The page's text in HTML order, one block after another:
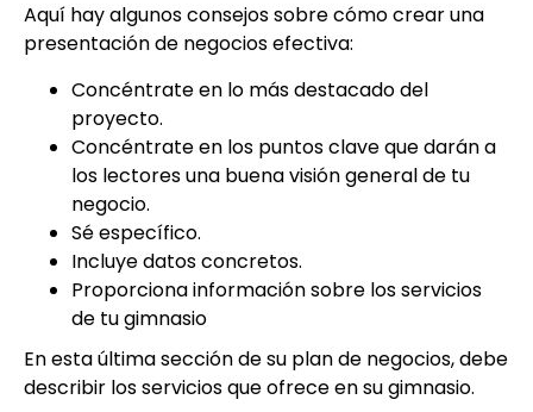
Aquí hay algunos consejos sobre cómo crear una
presentación de negocios efectiva:
Concéntrate en lo más destacado del
proyecto.
Concéntrate en los puntos clave que darán a
los lectores una buena visión general de tu
negocio.
Sé específico.
Incluye datos concretos.
Proporciona información sobre los servicios
de tu gimnasio
En esta última sección de su plan de negocios, debe
describir los servicios que ofrece en su gimnasio.